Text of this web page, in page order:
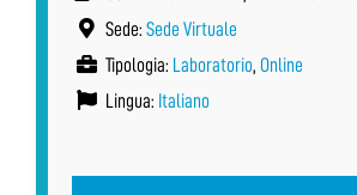
Sede: Sede Virtuale
Tipologia: Laboratorio, Online
Lingua: Italiano